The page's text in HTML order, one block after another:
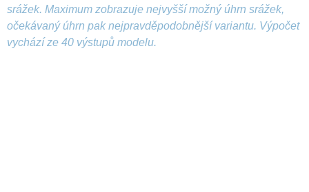
srážek. Maximum zobrazuje nejvyšší možný úhrn srážek,
očekávaný úhrn pak nejpravděpodobnější variantu. Výpočet
vychází ze 40 výstupů modelu.